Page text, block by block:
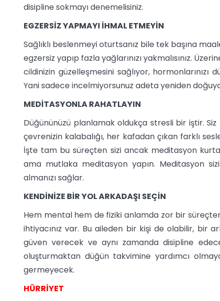
disipline sokmayı denemelisiniz.
EGZERSİZ YAPMAYI İHMAL ETMEYİN
Sağlıklı beslenmeyi oturtsanız bile tek başına
egzersiz yapıp fazla yağlarınızı yakmalısınız.
cildinizin güzelleşmesini sağlıyor, hormonlarınızı
Yani sadece incelmiyorsunuz adeta yeniden
MEDİTASYONLA RAHATLAYIN
Düğününüzü planlamak oldukça stresli bir iştir.
çevrenizin kalabalığı, her kafadan çıkan farklı
İşte tam bu süreçten sizi ancak meditasyon
ama mutlaka meditasyon yapın. Meditasyon
almanızı sağlar.
KENDİNİZE BİR YOL ARKADAŞI SEÇİN
Hem mental hem de fiziki anlamda zor bir
ihtiyacınız var. Bu aileden bir kişi de olabilir, bir
güven verecek ve aynı zamanda disipline
oluşturmaktan düğün takvimine yardımcı
germeyecek.
HÜRRİYET